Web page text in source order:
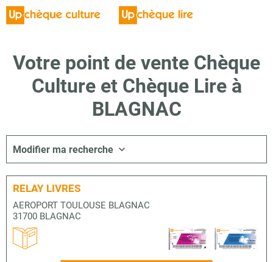
Votre point de vente Chèque
Culture et Chèque Lire à
BLAGNAC
Modifier ma recherche
RELAY LIVRES
AEROPORT TOULOUSE BLAGNAC
31700 BLAGNAC